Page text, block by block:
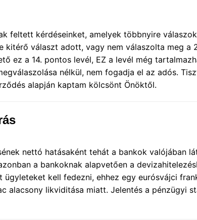
feltett kérdéseinket, amelyek többnyire
kitérő választ adott, vagy nem válaszolta meg a
ez a 14. pontos levél, EZ a levél még
nélkül, nem fogadja el az adós.
alapján kaptam kölcsönt Önöktől.
nettó hatásaként tehát a bankok valójában
a bankoknak alapvetően a
ügyleteket kell fedezni, ehhez egy eurósvájci
alacsony likviditása miatt. Jelentés a pénzügyi